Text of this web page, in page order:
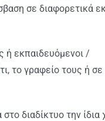
σε διαφορετικά
ή εκπαιδευόμενοι /
το γραφείο τους ή σε
διαδίκτυο την ίδια